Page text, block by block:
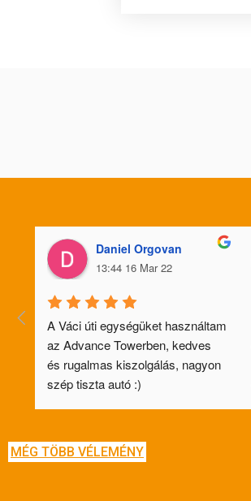
Daniel Orgovan
13:44 16 Mar 22
A Váci úti egységüket használtam
az Advance Towerben, kedves
és rugalmas kiszolgálás, nagyon
szép tiszta autó :)
MÉG TÖBB VÉLEMÉNY